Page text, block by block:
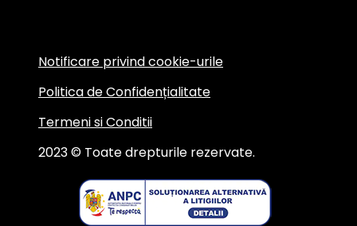
2023 © Toate drepturile rezervate.
Notificare privind cookie-urile
Politica de Confidențialitate
Termeni si Conditii